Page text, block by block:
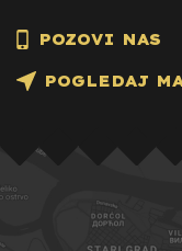
POZOVI NAS
POGLEDAJ